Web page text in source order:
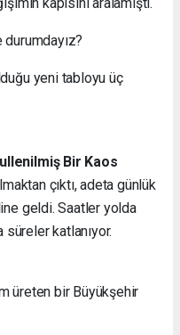
yeni tabloyu üç
Bir Kaos
çıktı, adeta günlük
geldi. Saatler yolda
katlanıyor.
üreten bir Büyükşehir